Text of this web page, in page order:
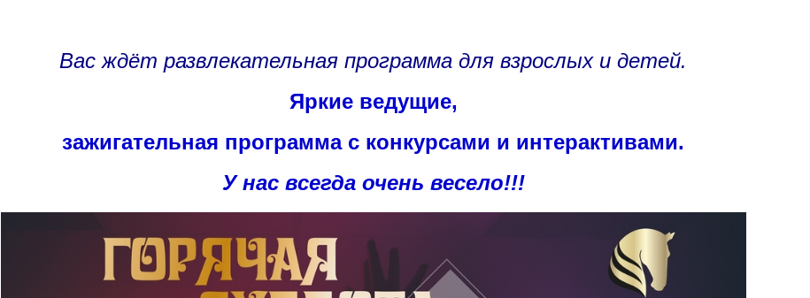
Вас ждёт развлекательная программа для взрослых и детей.
Яркие ведущие,
зажигательная программа с конкурсами и интерактивами.
У нас всегда очень весело!!!